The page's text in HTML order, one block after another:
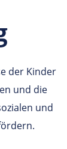
der Kinder
und die
und